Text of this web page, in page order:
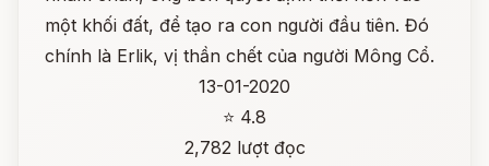
một khối đất, để tạo ra con người đầu tiên. Đó
chính là Erlik, vị thần chết của người Mông Cổ.
13-01-2020
⭐ 4.8
2,782 lượt đọc